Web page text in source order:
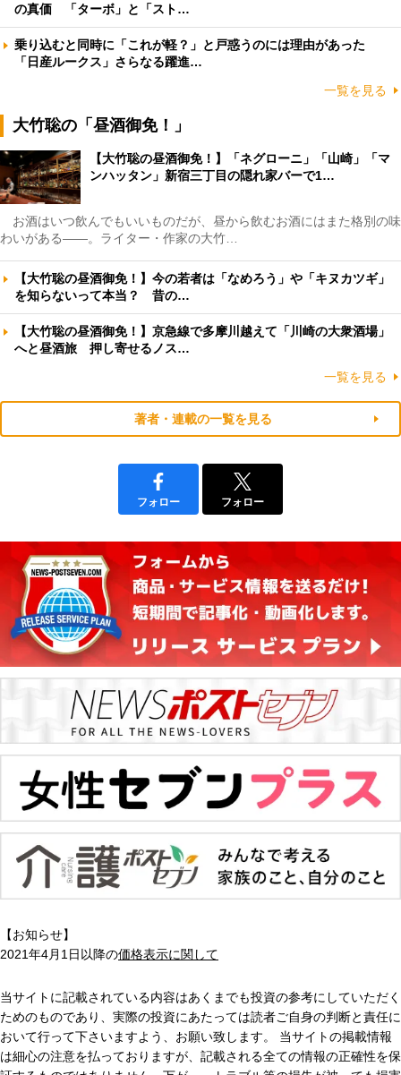
の真価 「ターボ」と「スト…
乗り込むと同時に「これが軽？」と戸惑うのには理由があった
「日産ルークス」さらなる躍進…
一覧を見る
大竹聡の「昼酒御免！」
【大竹聡の昼酒御免！】「ネグローニ」「山崎」「マ
ンハッタン」新宿三丁目の隠れ家バーで1…
お酒はいつ飲んでもいいものだが、昼から飲むお酒にはまた格別の味
わいがある――。ライター・作家の大竹…
【大竹聡の昼酒御免！】今の若者は「なめろう」や「キヌカツギ」
を知らないって本当？ 昔の…
【大竹聡の昼酒御免！】京急線で多摩川越えて「川崎の大衆酒場」
へと昼酒旅 押し寄せるノス…
一覧を見る
著者・連載の一覧を見る
フォロー フォロー
【お知らせ】
2021年4月1日以降の価格表示に関して
当サイトに記載されている内容はあくまでも投資の参考にしていただく
ためのものであり、実際の投資にあたっては読者ご自身の判断と責任に
おいて行って下さいますよう、お願い致します。 当サイトの掲載情報
は細心の注意を払っておりますが、記載される全ての情報の正確性を保